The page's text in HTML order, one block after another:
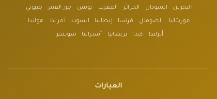
البحرين السودان الجزائر المغرب تونس جزر القمر جيبوتي
موريتانيا الصومال فرنسا إيطاليا السويد أمريكا هولندا
أيرلندا كندا بريطانيا أستراليا سويسرا
العيارات